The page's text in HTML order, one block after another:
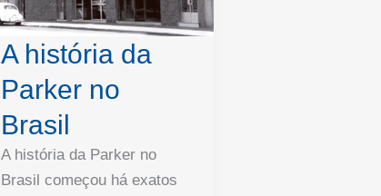
A história da
Parker no
Brasil
A história da Parker no
Brasil começou há exatos